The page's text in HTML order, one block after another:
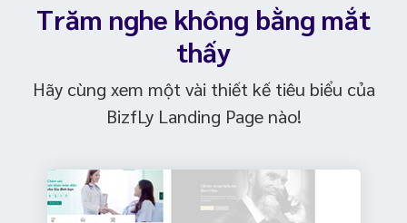
Trăm nghe không bằng mắt
thấy
Hãy cùng xem một vài thiết kế tiêu biểu của
BizfLy Landing Page nào!